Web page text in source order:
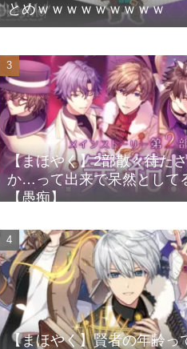
とめｗｗｗｗｗｗｗｗｗ
【まほやく】2部散々待た
か…って出来で呆然として
【愚痴】
【まほやく】賢者の年齢っ